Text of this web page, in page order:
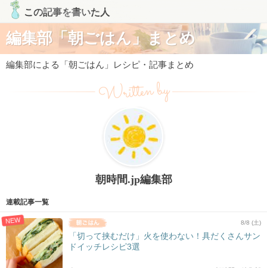
この記事を書いた人
編集部「朝ごはん」まとめ
編集部による「朝ごはん」レシピ・記事まとめ
Written by
朝時間.jp編集部
連載記事一覧
NEW 8/8 (土)
「切って挟むだけ」火を使わない！具だくさんサン
ドイッチレシピ3選